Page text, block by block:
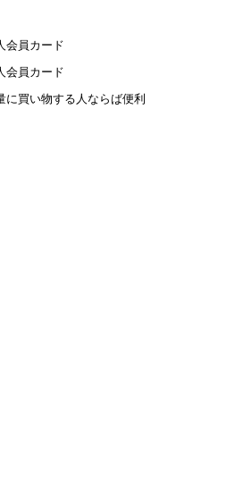
会員カード
会員カード
に買い物する人ならば便利